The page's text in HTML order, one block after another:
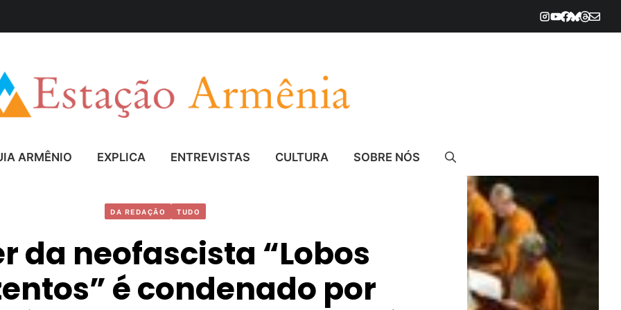
ARMÊNIO EXPLICA ENTREVISTAS CULTURA SOBRE NÓS
DA REDAÇÃO TUDO
da neofascista “Lobos
é condenado por